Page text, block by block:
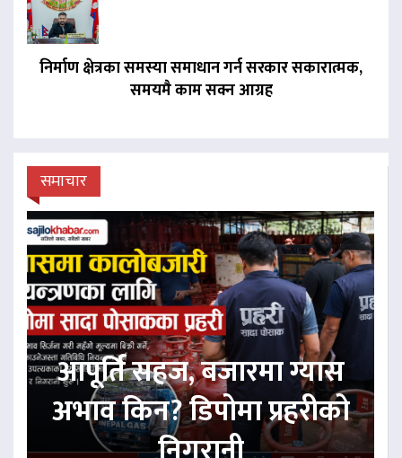
निर्माण क्षेत्रका समस्या समाधान गर्न सरकार सकारात्मक,
समयमै काम सक्न आग्रह
समाचार
आपूर्ति सहज, बजारमा ग्यास
अभाव किन? डिपोमा प्रहरीको